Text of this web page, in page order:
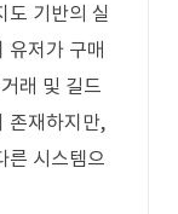
도 기반의 실
유저가 구매
래 및 길드
존재하지만,
른 시스템으